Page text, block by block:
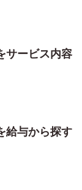
サービス内容
給与から探す